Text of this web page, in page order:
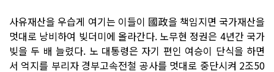
사유재산을 우습게 여기는 이들이 國政을 책임지면 국가재산을
멋대로 낭비하여 빚더미에 올라간다. 노무현 정권은 4년간 국가
빚을 두 배 늘렸다. 노 대통령은 자기 편인 여승이 단식을 하면
서 억지를 부리자 경부고속전철 공사를 멋대로 중단시켜 2조50